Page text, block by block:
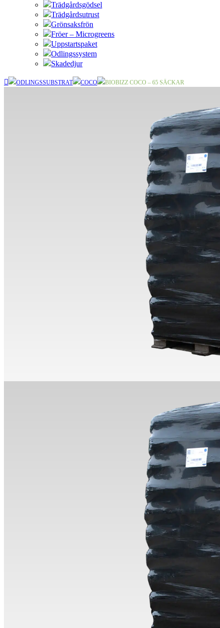
Trädgårdsgödsel
Trädgårdsutrust
Grönsaksfrön
Fröer – Microgreens
Uppstartspaket
Odlingssystem
Skadedjur
ODLINGSSUBSTRAT COCO BIOBIZZ COCO – 65 SÄCKAR